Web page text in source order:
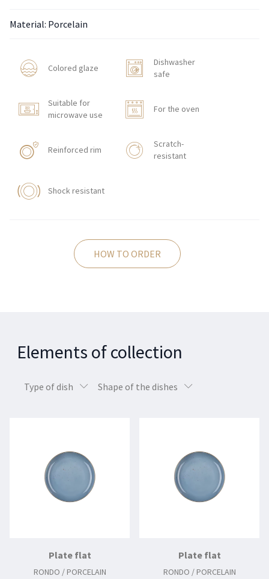
Material: Porcelain
Colored glaze
Dishwasher
safe
Suitable for
microwave use
For the oven
Reinforced rim
Scratch-
resistant
Shock resistant
HOW TO ORDER
Elements of collection
Type of dish Shape of the dishes
Plate flat
RONDO / PORCELAIN
Plate flat
RONDO / PORCELAIN